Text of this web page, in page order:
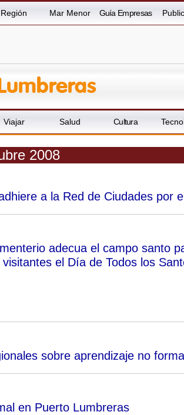
Región Mar Menor Guía Empresas
Viajar Salud Cultura
2008
a la Red de Ciudades por
adecua el campo santo
el Día de Todos los
sobre aprendizaje no
en Puerto Lumbreras